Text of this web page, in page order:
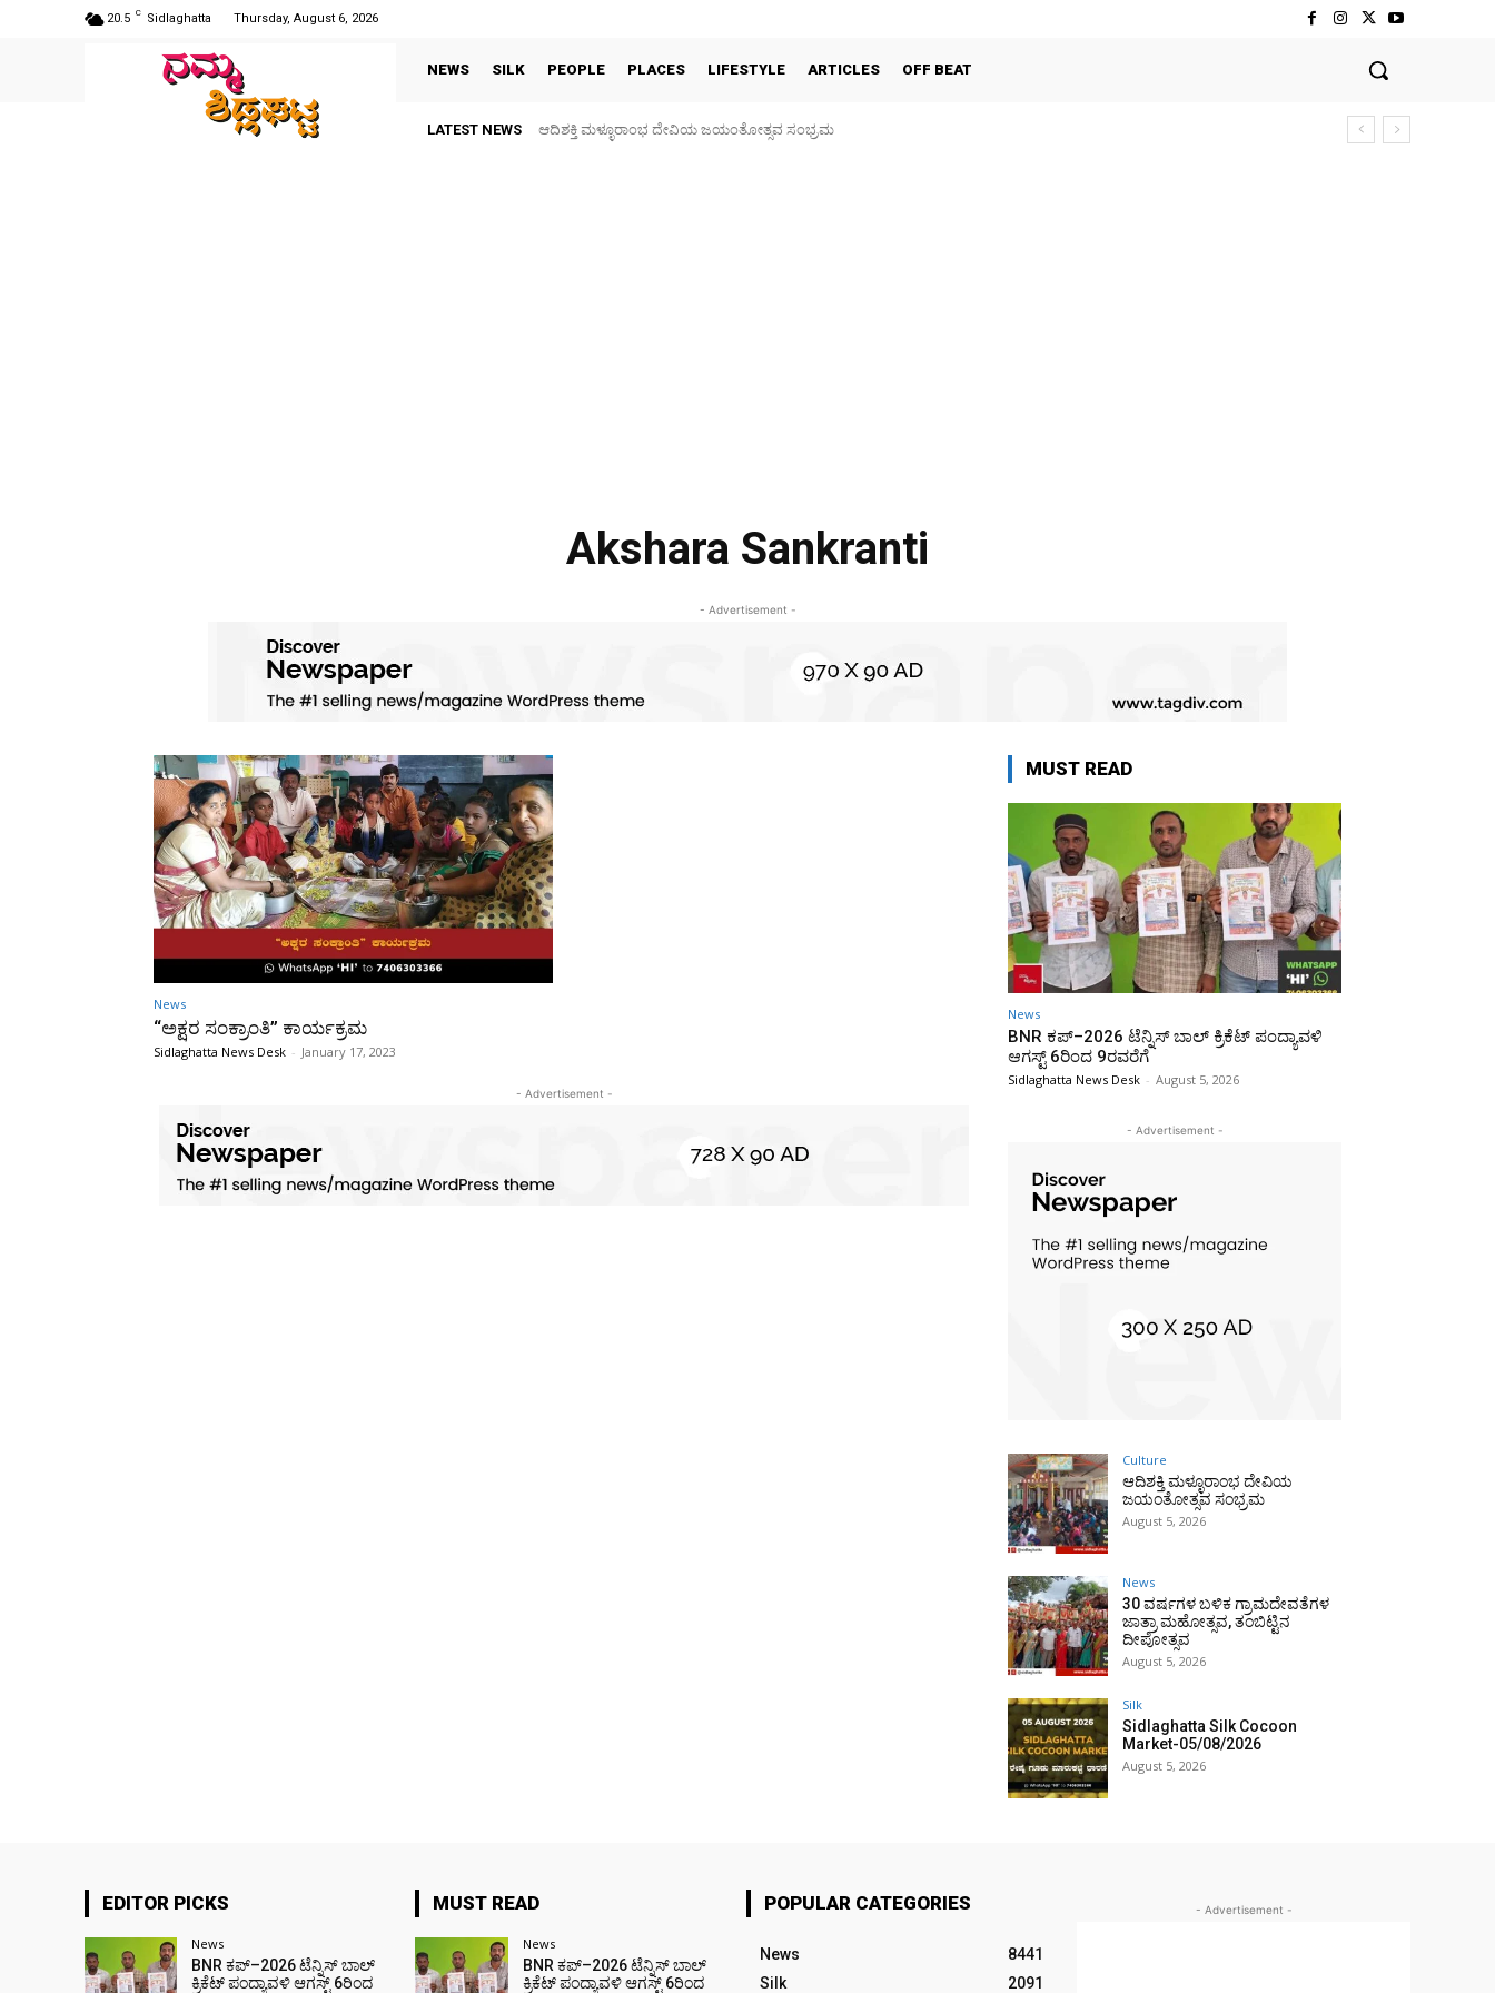
20.5 C Sidlaghatta Thursday, August 6, 2026
NEWS SILK PEOPLE PLACES LIFESTYLE ARTICLES OFF BEAT
LATEST NEWS ಆದಿಶಕ್ತಿ ಮಳ್ಳೂರಾಂಭ ದೇವಿಯ ಜಯಂತೋತ್ಸವ ಸಂಭ್ರಮ
Akshara Sankranti
- Advertisement -
News
“ಅಕ್ಷರ ಸಂಕ್ರಾಂತಿ” ಕಾರ್ಯಕ್ರಮ
Sidlaghatta News Desk - January 17, 2023
- Advertisement -
MUST READ
News
BNR ಕಪ್–2026 ಟೆನ್ನಿಸ್ ಬಾಲ್ ಕ್ರಿಕೆಟ್ ಪಂದ್ಯಾವಳಿ
ಆಗಸ್ಟ್ 6ರಿಂದ 9ರವರೆಗೆ
Sidlaghatta News Desk - August 5, 2026
- Advertisement -
Culture
ಆದಿಶಕ್ತಿ ಮಳ್ಳೂರಾಂಭ ದೇವಿಯ
ಜಯಂತೋತ್ಸವ ಸಂಭ್ರಮ
August 5, 2026
News
30 ವರ್ಷಗಳ ಬಳಿಕ ಗ್ರಾಮದೇವತೆಗಳ
ಜಾತ್ರಾ ಮಹೋತ್ಸವ, ತಂಬಿಟ್ಟಿನ
ದೀಪೋತ್ಸವ
August 5, 2026
Silk
Sidlaghatta Silk Cocoon
Market-05/08/2026
August 5, 2026
EDITOR PICKS
News
BNR ಕಪ್–2026 ಟೆನ್ನಿಸ್ ಬಾಲ್
ಕ್ರಿಕೆಟ್ ಪಂದ್ಯಾವಳಿ ಆಗಸ್ಟ್ 6ರಿಂದ
MUST READ
News
BNR ಕಪ್–2026 ಟೆನ್ನಿಸ್ ಬಾಲ್
ಕ್ರಿಕೆಟ್ ಪಂದ್ಯಾವಳಿ ಆಗಸ್ಟ್ 6ರಿಂದ
POPULAR CATEGORIES
News
8441
Silk
2091
- Advertisement -